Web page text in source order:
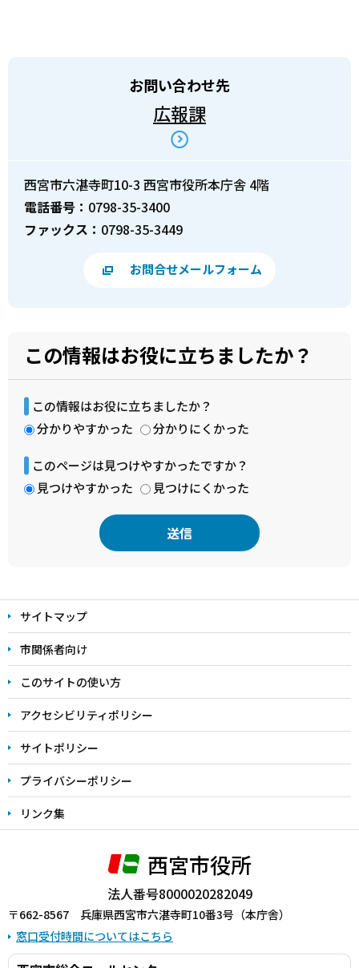
お問い合わせ先
広報課
西宮市六湛寺町10-3 西宮市役所本庁舎 4階
電話番号： 0798-35-3400
ファックス： 0798-35-3449
お問合せメールフォーム
この情報はお役に立ちましたか？
この情報はお役に立ちましたか？
分かりやすかった
分かりにくかった
このページは見つけやすかったですか？
見つけやすかった
見つけにくかった
文
こ
こ
ま
で
サイトマップ
市関係者向け
このサイトの使い方
アクセシビリティポリシー
サイトポリシー
プライバシーポリシー
リンク集
西宮市役所
法人番号8000020282049
〒662-8567 兵庫県西宮市六湛寺町10番3号（本庁舎）
窓口受付時間についてはこちら